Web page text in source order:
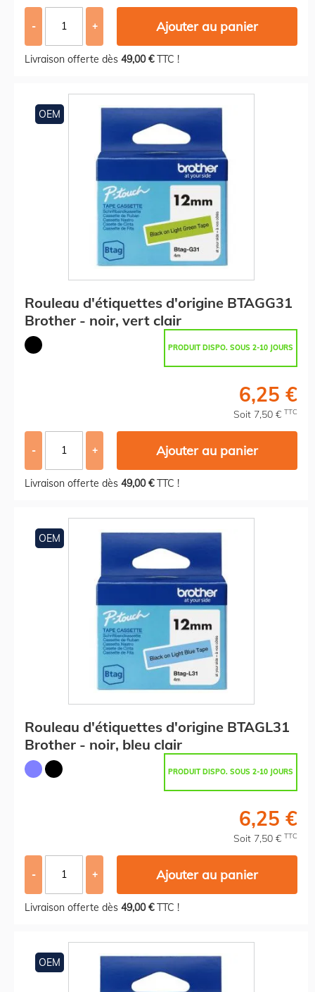
- + Ajouter au panier
Livraison offerte dès 49,00 €TTC !
OEM
Rouleau d'étiquettes d'origine BTAGG31
Brother - noir, vert clair
PRODUIT DISPO. SOUS 2-10 JOURS
6,25 €
Soit 7,50 € TTC
- + Ajouter au panier
Livraison offerte dès 49,00 €TTC !
OEM
Rouleau d'étiquettes d'origine BTAGL31
Brother - noir, bleu clair
PRODUIT DISPO. SOUS 2-10 JOURS
6,25 €
Soit 7,50 € TTC
- + Ajouter au panier
Livraison offerte dès 49,00 €TTC !
OEM